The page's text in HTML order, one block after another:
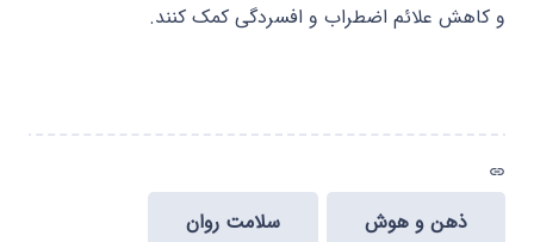
و کاهش علائم اضطراب و افسردگی کمک کنند.
link
ذهن و هوش سلامت روان